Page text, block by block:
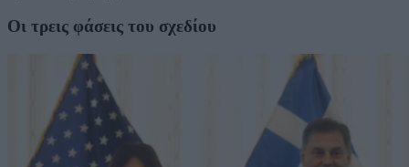
Οι τρεις φάσεις του σχεδίου